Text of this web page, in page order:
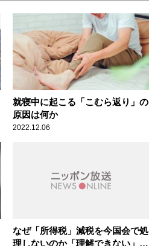
就寝中に起こる「こむら返り」の
原因は何か
2022.12.06
なぜ「所得税」減税を今国会で処
理しないのか「理解できない」